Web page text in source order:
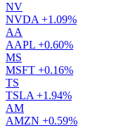
NV
NVDA +1.09%
AA
AAPL +0.60%
MS
MSFT +0.16%
TS
TSLA +1.94%
AM
AMZN +0.59%